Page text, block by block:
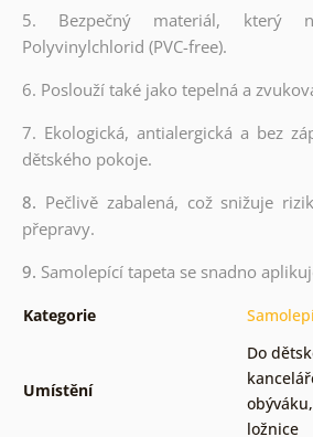
5. Bezpečný materiál, který
Polyvinylchlorid (PVC-free).
6. Poslouží také jako tepelná a
7. Ekologická, antialergická a bez
dětského pokoje.
8. Pečlivě zabalená, což snižuje
přepravy.
9. Samolepící tapeta se snadno
Kategorie
Umístění
Do
obýváku,
ložnice